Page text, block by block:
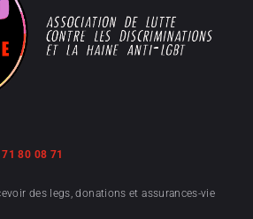
80 08 71
des legs, donations et assurances-vie